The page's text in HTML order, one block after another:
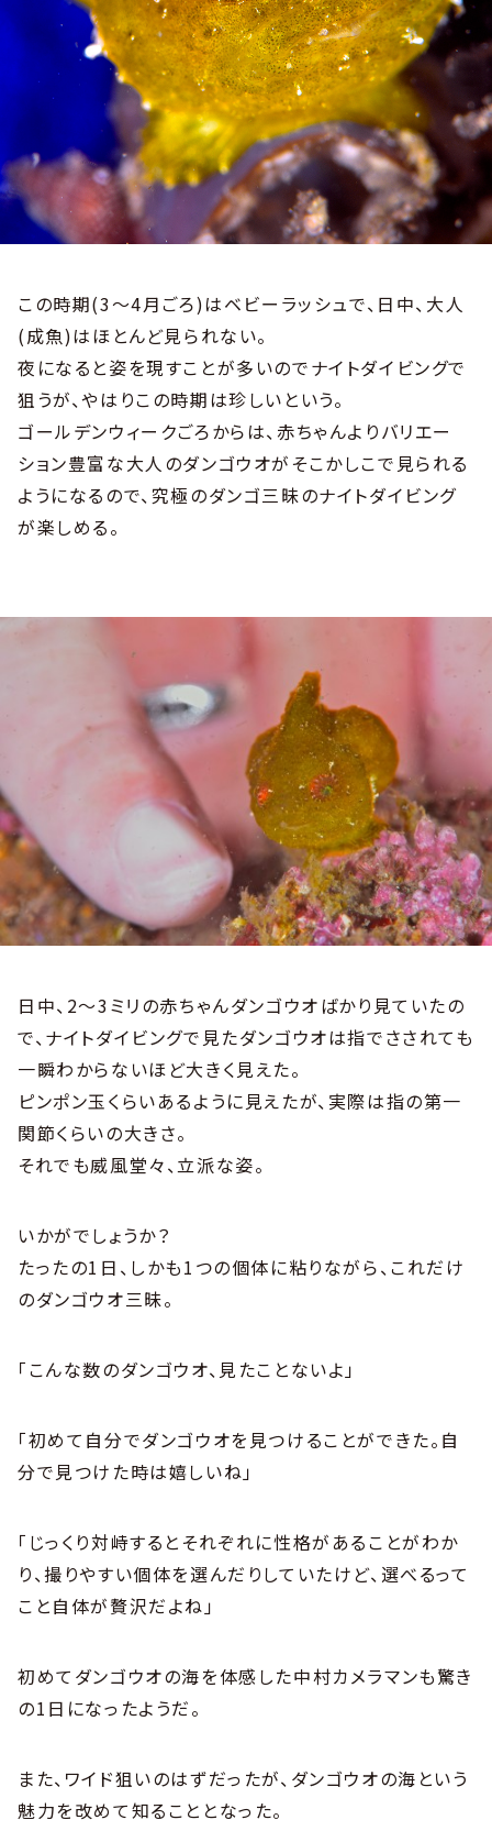
この時期(3～4月ごろ)はベビーラッシュで、日中、大人
(成魚)はほとんど見られない。
夜になると姿を現すことが多いのでナイトダイビングで
狙うが、やはりこの時期は珍しいという。
ゴールデンウィークごろからは、赤ちゃんよりバリエー
ション豊富な大人のダンゴウオがそこかしこで見られる
ようになるので、究極のダンゴ三昧のナイトダイビング
が楽しめる。
日中、2～3ミリの赤ちゃんダンゴウオばかり見ていたの
で、ナイトダイビングで見たダンゴウオは指でさされても
一瞬わからないほど大きく見えた。
ピンポン玉くらいあるように見えたが、実際は指の第一
関節くらいの大きさ。
それでも威風堂々、立派な姿。
いかがでしょうか？
たったの1日、しかも1つの個体に粘りながら、これだけ
のダンゴウオ三昧。
「こんな数のダンゴウオ、見たことないよ」
「初めて自分でダンゴウオを見つけることができた。自
分で見つけた時は嬉しいね」
「じっくり対峙するとそれぞれに性格があることがわか
り、撮りやすい個体を選んだりしていたけど、選べるって
こと自体が贅沢だよね」
初めてダンゴウオの海を体感した中村カメラマンも驚き
の1日になったようだ。
また、ワイド狙いのはずだったが、ダンゴウオの海という
魅力を改めて知ることとなった。